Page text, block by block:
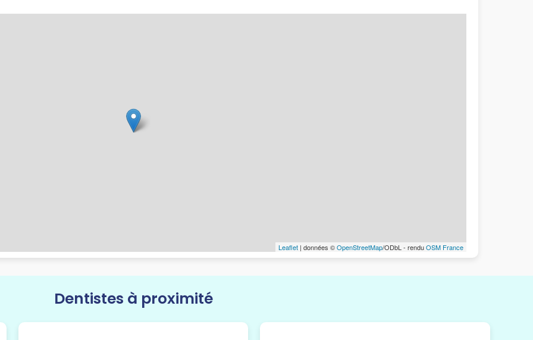
Leaflet | données ©OpenStreetMap/ODbL - renduOSM France
Dentistes à proximité